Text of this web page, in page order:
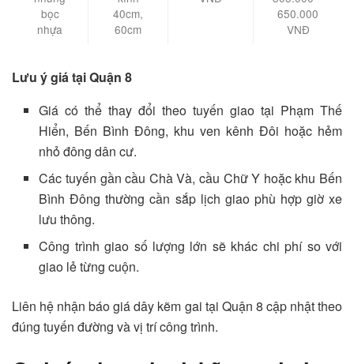
bọc
nhựa
40cm,
60cm
650.000
VNĐ
Lưu ý giá tại Quận 8
Giá có thể thay đổi theo tuyến giao tại Phạm Thế
Hiển, Bến Bình Đông, khu ven kênh Đôi hoặc hẻm
nhỏ đông dân cư.
Các tuyến gần cầu Chà Và, cầu Chữ Y hoặc khu Bến
Bình Đông thường cần sắp lịch giao phù hợp giờ xe
lưu thông.
Công trình giao số lượng lớn sẽ khác chi phí so với
giao lẻ từng cuộn.
Liên hệ nhận báo giá dây kẽm gai tại Quận 8 cập nhật theo
đúng tuyến đường và vị trí công trình.